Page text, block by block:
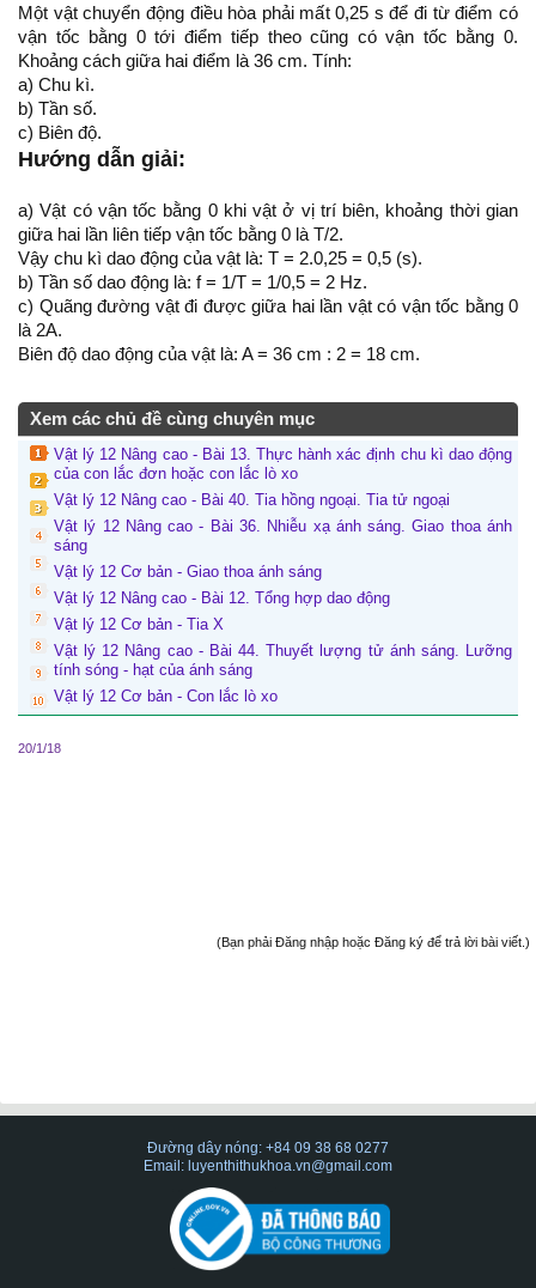
Một vật chuyển động điều hòa phải mất 0,25 s để đi từ điểm có
vận tốc bằng 0 tới điểm tiếp theo cũng có vận tốc bằng 0.
Khoảng cách giữa hai điểm là 36 cm. Tính:
a) Chu kì.
b) Tần số.
c) Biên độ.
Hướng dẫn giải:
a) Vật có vận tốc bằng 0 khi vật ở vị trí biên, khoảng thời gian
giữa hai lần liên tiếp vận tốc bằng 0 là T/2.
Vậy chu kì dao động của vật là: T = 2.0,25 = 0,5 (s).
b) Tần số dao động là: f = 1/T = 1/0,5 = 2 Hz.
c) Quãng đường vật đi được giữa hai lần vật có vận tốc bằng 0
là 2A.
Biên độ dao động của vật là: A = 36 cm : 2 = 18 cm.
Xem các chủ đề cùng chuyên mục
Vật lý 12 Nâng cao - Bài 13. Thực hành xác định chu kì dao động
của con lắc đơn hoặc con lắc lò xo
Vật lý 12 Nâng cao - Bài 40. Tia hồng ngoại. Tia tử ngoại
Vật lý 12 Nâng cao - Bài 36. Nhiễu xạ ánh sáng. Giao thoa ánh
sáng
Vật lý 12 Cơ bản - Giao thoa ánh sáng
Vật lý 12 Nâng cao - Bài 12. Tổng hợp dao động
Vật lý 12 Cơ bản - Tia X
Vật lý 12 Nâng cao - Bài 44. Thuyết lượng tử ánh sáng. Lưỡng
tính sóng - hạt của ánh sáng
Vật lý 12 Cơ bản - Con lắc lò xo
20/1/18
(Bạn phải Đăng nhập hoặc Đăng ký để trả lời bài viết.)
Đường dây nóng: +84 09 38 68 0277
Email: luyenthithukhoa.vn@gmail.com